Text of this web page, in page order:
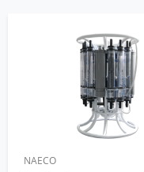
NAECO